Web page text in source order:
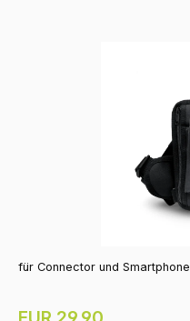
für Connector und Smartphone
Regulärer Preis: